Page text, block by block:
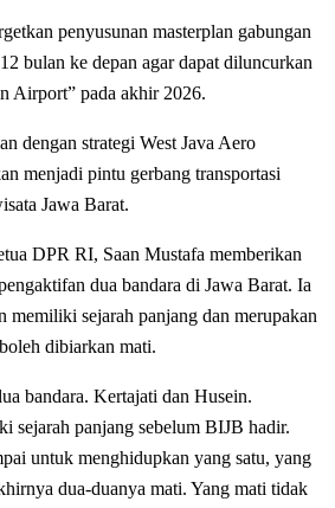
penyusunan masterplan gabungan
bulan ke depan agar dapat diluncurkan
Airport” pada akhir 2026.
dengan strategi West Java Aero
menjadi pintu gerbang transportasi
Jawa Barat.
DPR RI, Saan Mustafa memberikan
dua bandara di Jawa Barat. Ia
memiliki sejarah panjang dan merupakan
dibiarkan mati.
bandara. Kertajati dan Husein.
sejarah panjang sebelum BIJB hadir.
untuk menghidupkan yang satu, yang
dua-duanya mati. Yang mati tidak